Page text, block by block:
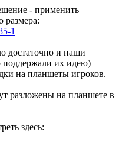
- применить
размера:
1
достаточно и наши
поддержали их идею)
на планшеты игроков.
разложены на планшете в
здесь: